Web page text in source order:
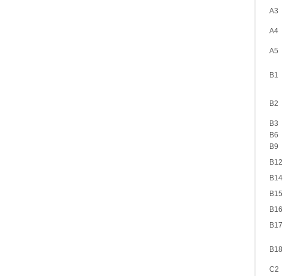
A3
A4
A5
B1
B2
B3
B6
B9
B12
B14
B15
B16
B17
B18
C2